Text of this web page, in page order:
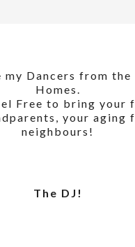
Dancers from the
Homes.
Free to bring your
your aging
neighbours!
The DJ!